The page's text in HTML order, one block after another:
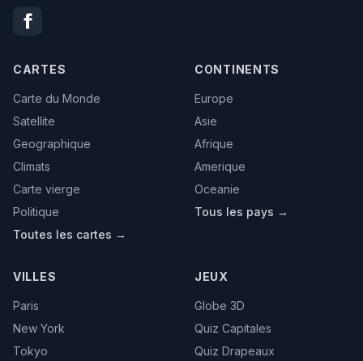
CARTES
Carte du Monde
Satellite
Geographique
Climats
Carte vierge
Politique
Toutes les cartes →
CONTINENTS
Europe
Asie
Afrique
Amerique
Oceanie
Tous les pays →
VILLES
Paris
New York
Tokyo
JEUX
Globe 3D
Quiz Capitales
Quiz Drapeaux